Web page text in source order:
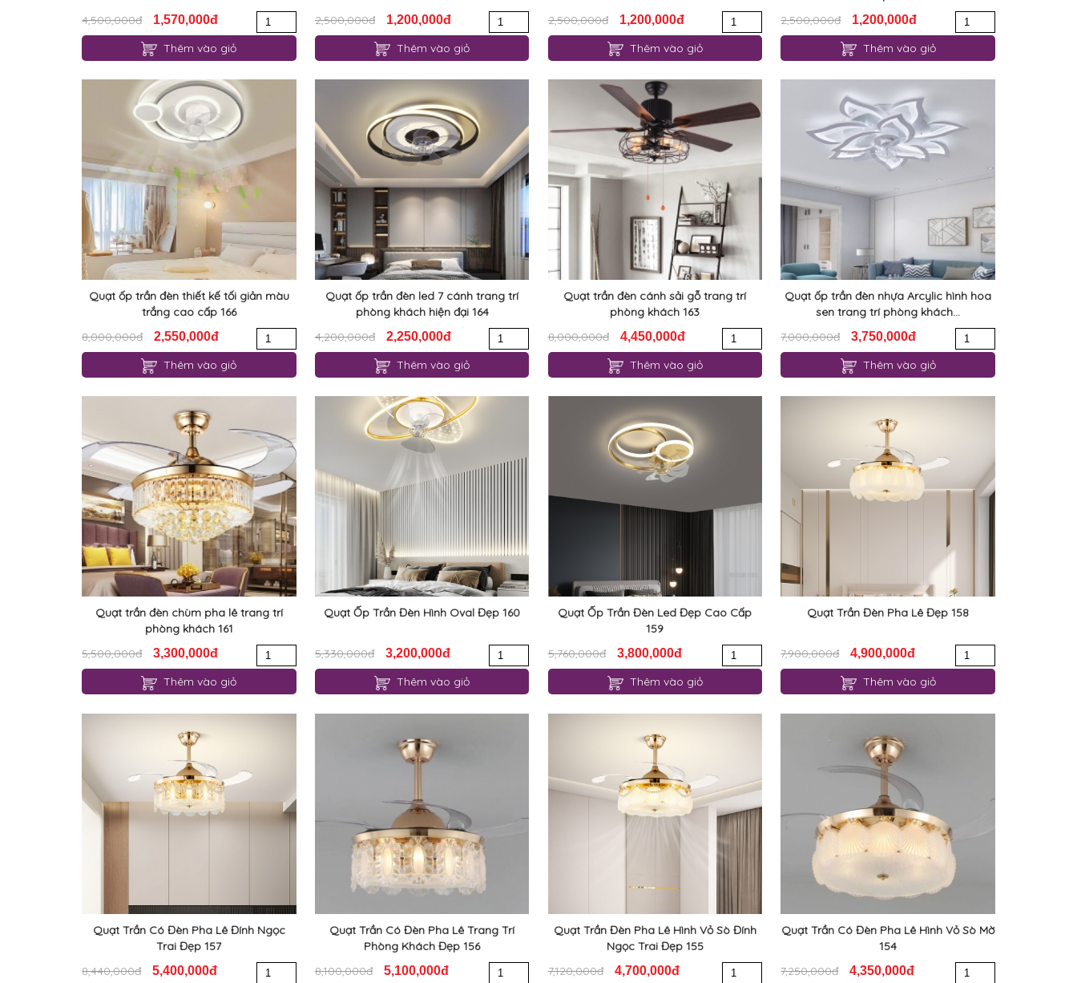
4,500,000đ
1,570,000đ
Thêm vào giỏ
2,500,000đ
1,200,000đ
Thêm vào giỏ
2,500,000đ
1,200,000đ
Thêm vào giỏ
2,500,000đ
1,200,000đ
Thêm vào giỏ
Quạt ốp trần đèn thiết kế tối giản màu
trắng cao cấp 166
8,000,000đ
2,550,000đ
Thêm vào giỏ
Quạt ốp trần đèn led 7 cánh trang trí
phòng khách hiện đại 164
4,200,000đ
2,250,000đ
Thêm vào giỏ
Quạt trần đèn cánh sải gỗ trang trí
phòng khách 163
8,000,000đ
4,450,000đ
Thêm vào giỏ
Quạt ốp trần đèn nhựa Arcylic hình hoa
sen trang trí phòng khách...
7,000,000đ
3,750,000đ
Thêm vào giỏ
Quạt trần đèn chùm pha lê trang trí
phòng khách 161
5,500,000đ
3,300,000đ
Thêm vào giỏ
Quạt Ốp Trần Đèn Hình Oval Đẹp 160
5,330,000đ 3,200,000đ
Thêm vào giỏ
Quạt Ốp Trần Đèn Led Đẹp Cao Cấp
159
5,760,000đ
3,800,000đ
Thêm vào giỏ
Quạt Trần Đèn Pha Lê Đẹp 158
7,900,000đ 4,900,000đ
Thêm vào giỏ
Quạt Trần Có Đèn Pha Lê Đính Ngọc
Trai Đẹp 157
8,440,000đ
5,400,000đ
Quạt Trần Có Đèn Pha Lê Trang Trí
Phòng Khách Đẹp 156
8,100,000đ
5,100,000đ
Quạt Trần Đèn Pha Lê Hình Vỏ Sò Đính
Ngọc Trai Đẹp 155
7,120,000đ
4,700,000đ
Quạt Trần Có Đèn Pha Lê Hình Vỏ Sò Mờ
154
7,250,000đ
4,350,000đ